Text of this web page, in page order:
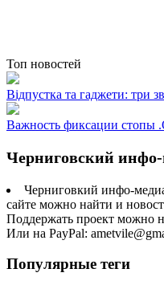
Топ новостей
Відпустка та гаджети: три
Важность фиксации стопы
Черниговский
Черниговкий инфо-
сайте можно найти и
Поддержать проект можно
Или на PayPal:
Популярные теги